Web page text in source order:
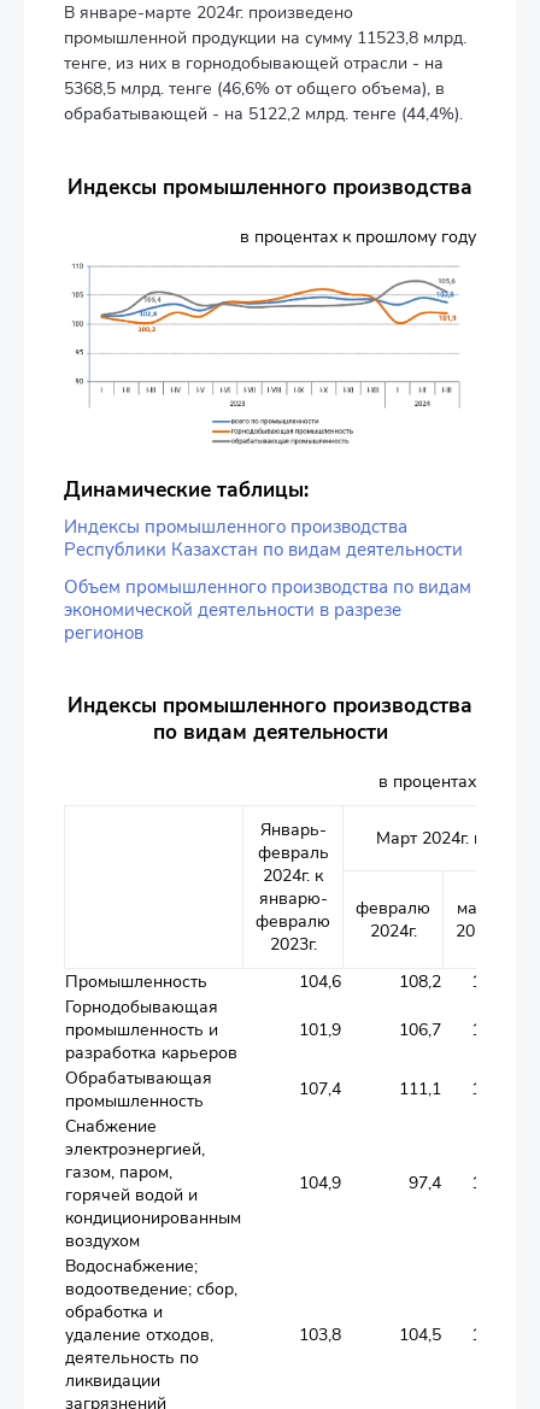
В январе-марте 2024г. произведено
промышленной продукции на сумму 11523,8 млрд.
тенге, из них в горнодобывающей отрасли - на
5368,5 млрд. тенге (46,6% от общего объема), в
обрабатывающей - на 5122,2 млрд. тенге (44,4%).
Индексы промышленного производства
в процентах к прошлому году
Динамические таблицы:
Индексы промышленного производства
Республики Казахстан по видам деятельности
Объем промышленного производства по видам
экономической деятельности в разрезе
регионов
Индексы промышленного производства
по видам деятельности
в процентах
Январь-
февраль
2024г. к
январю-
февралю
2023г.
Март 2024г. к
февралю
2024г.
марту
2023г.
Промышленность 104,6 108,2
103,0
Горнодобывающая
промышленность и
разработка карьеров
101,9 106,7 101,9
Обрабатывающая
промышленность
107,4 111,1
103,8
Снабжение
электроэнергией,
газом, паром,
горячей водой и
кондиционированным
воздухом
104,9 97,4 106,2
Водоснабжение;
водоотведение; сбор,
обработка и
удаление отходов,
деятельность по
ликвидации
загрязнений
103,8 104,5 101,6